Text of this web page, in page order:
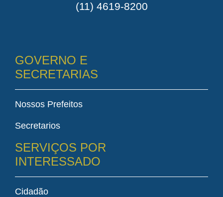
(11) 4619-8200
GOVERNO E
SECRETARIAS
Nossos Prefeitos
Secretarios
SERVIÇOS POR
INTERESSADO
Cidadão